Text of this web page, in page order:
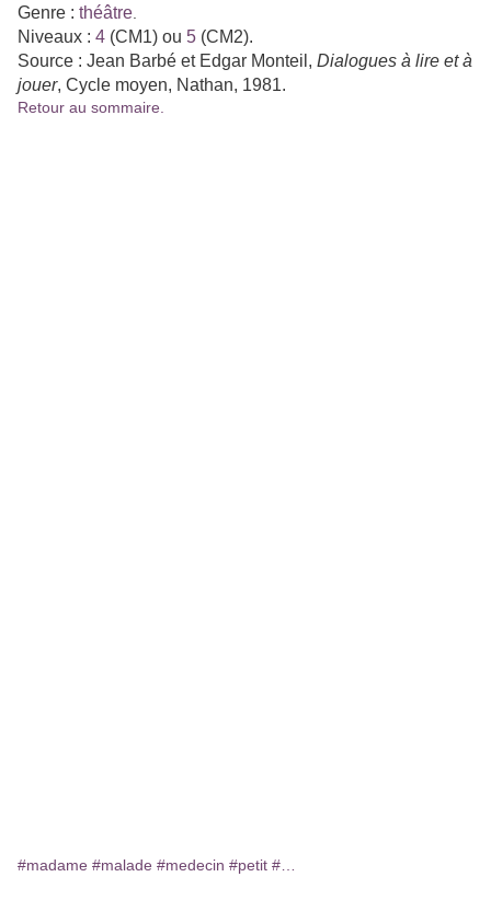
Genre : théâtre
Niveaux : 4 (CM1) ou 5 (CM2).
Source : Jean Barbé et Edgar Montei l, Dialogues à lire et à
jouer, Cycle moyen, Nathan, 1981.
Retour au sommaire.
#madame #malade #medecin #petit #…